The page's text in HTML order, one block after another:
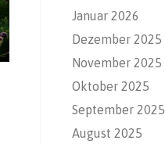
Januar 2026
Dezember 2025
November 2025
Oktober 2025
September 2025
August 2025